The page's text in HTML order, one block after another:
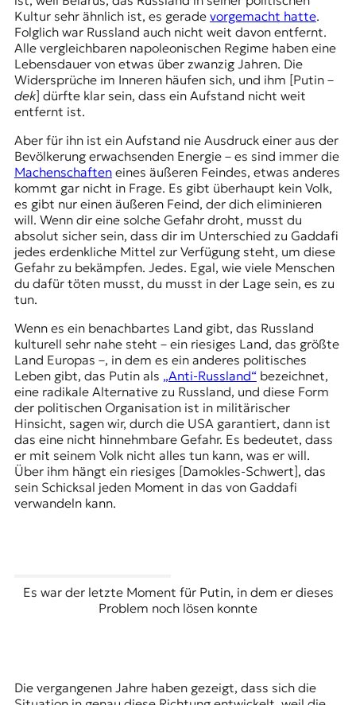
Kultur sehr ähnlich ist, es gerade vorgemacht hatte.
Folglich war Russland auch nicht weit davon entfernt.
Alle vergleichbaren napoleonischen Regime haben eine
Lebensdauer von etwas über zwanzig Jahren. Die
Widersprüche im Inneren häufen sich, und ihm [Putin –
dek] dürfte klar sein, dass ein Aufstand nicht weit
entfernt ist.
Aber für ihn ist ein Aufstand nie Ausdruck einer aus der
Bevölkerung erwachsenden Energie – es sind immer die
Machenschafteneines äußeren Feindes, etwas anderes
kommt gar nicht in Frage. Es gibt überhaupt kein Volk,
es gibt nur einen äußeren Feind, der dich eliminieren
will. Wenn dir eine solche Gefahr droht, musst du
absolut sicher sein, dass dir im Unterschied zu Gaddafi
jedes erdenkliche Mittel zur Verfügung steht, um diese
Gefahr zu bekämpfen. Jedes. Egal, wie viele Menschen
du dafür töten musst, du musst in der Lage sein, es zu
tun.
Wenn es ein benachbartes Land gibt, das Russland
kulturell sehr nahe steht – ein riesiges Land, das größte
Land Europas –, in dem es ein anderes politisches
Leben gibt, das Putin als „Anti-Russland“bezeichnet,
eine radikale Alternative zu Russland, und diese Form
der politischen Organisation ist in militärischer
Hinsicht, sagen wir, durch die USA garantiert, dann ist
das eine nicht hinnehmbare Gefahr. Es bedeutet, dass
er mit seinem Volk nicht alles tun kann, was er will.
Über ihm hängt ein riesiges [Damokles-Schwert], das
sein Schicksal jeden Moment in das von Gaddafi
verwandeln kann.
Es war der letzte Moment für Putin, in dem er dieses
Problem noch lösen konnte
Die vergangenen Jahre haben gezeigt, dass sich die